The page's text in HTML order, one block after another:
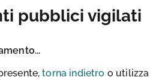
pubblici vigilati
torna indietro o utilizza